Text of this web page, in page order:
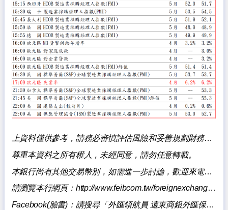
上資料僅供參考，請務必審慎評估風險和妥善規劃財務，本銀行不負擔盈虧之法律責任。
尊重本資料之所有權人，未經同意，請勿任意轉載。
本銀行尚有其他交易幣別，如需進一步討論，歡迎來電洽詢。
請瀏覽本行網頁： http://www.feibcom.tw/foreignexchange/index.aspxq
Facebook(臉書)：請搜尋「 外匯領航員 遠東商銀外匯保證金交易」